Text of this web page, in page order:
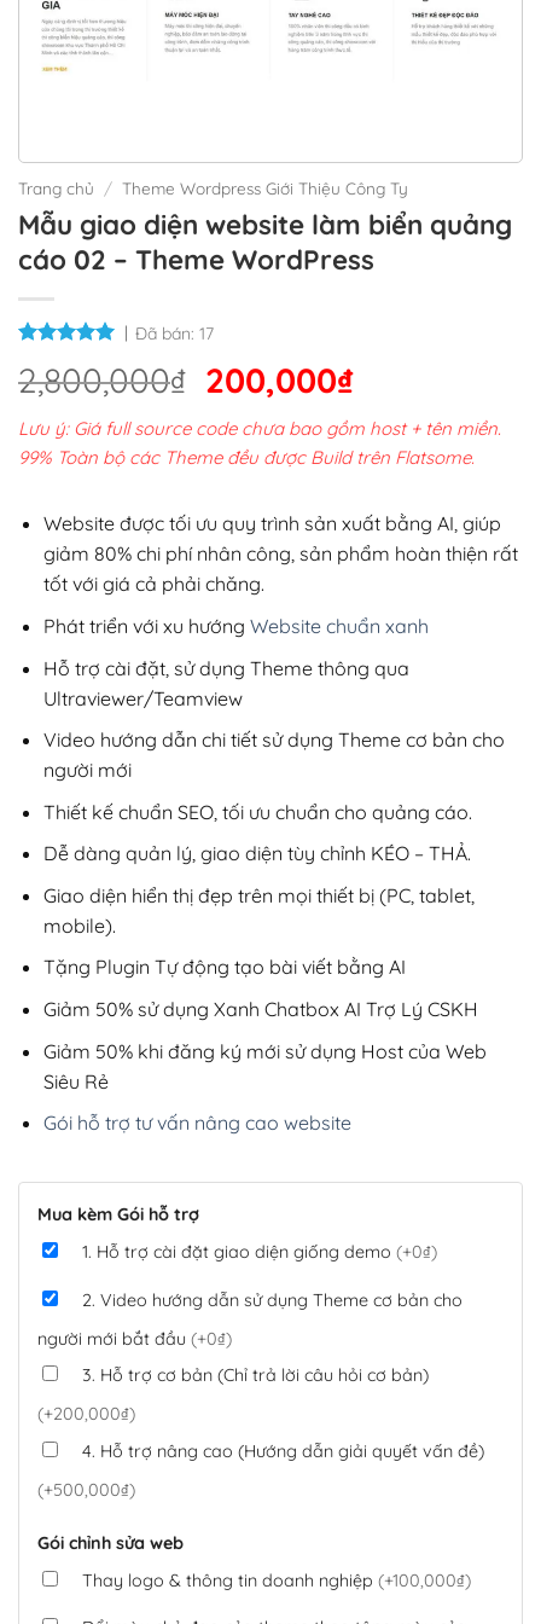
Trang chủ / Theme Wordpress Giới Thiệu Công Ty
Mẫu giao diện website làm biển quảng
cáo 02 – Theme WordPress
Đã bán: 17
2,800,000₫ Giá
gốc
là:
2,800,000₫.
200,000₫Giá
hiện
tại
200,000₫.
Lưu ý: Giá full source code chưa bao gồm host + tên miền.
99% Toàn bộ các Theme đều được Build trên Flatsome.
Website được tối ưu quy trình sản xuất bằng AI, giúp
giảm 80% chi phí nhân công, sản phẩm hoàn thiện rất
tốt với giá cả phải chăng.
Phát triển với xu hướng Website chuẩn xanh
Hỗ trợ cài đặt, sử dụng Theme thông qua
Ultraviewer/Teamview
Video hướng dẫn chi tiết sử dụng Theme cơ bản cho
người mới
Thiết kế chuẩn SEO, tối ưu chuẩn cho quảng cáo.
Dễ dàng quản lý, giao diện tùy chỉnh KÉO – THẢ.
Giao diện hiển thị đẹp trên mọi thiết bị (PC, tablet,
mobile).
Tặng Plugin Tự động tạo bài viết bằng AI
Giảm 50% sử dụng Xanh Chatbox AI Trợ Lý CSKH
Giảm 50% khi đăng ký mới sử dụng Host của Web
Siêu Rẻ
Gói hỗ trợ tư vấn nâng cao website
Mua kèm Gói hỗ trợ
1. Hỗ trợ cài đặt giao diện giống demo (+0₫)
2. Video hướng dẫn sử dụng Theme cơ bản cho
người mới bắt đầu (+0₫)
3. Hỗ trợ cơ bản (Chỉ trả lời câu hỏi cơ bản)
(+200,000₫)
4. Hỗ trợ nâng cao (Hướng dẫn giải quyết vấn đề)
(+500,000₫)
Gói chỉnh sửa web
Thay logo & thông tin doanh nghiệp (+100,000₫)